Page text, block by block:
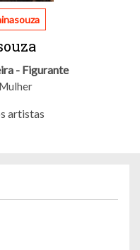
- Figurante
Mulher
artistas